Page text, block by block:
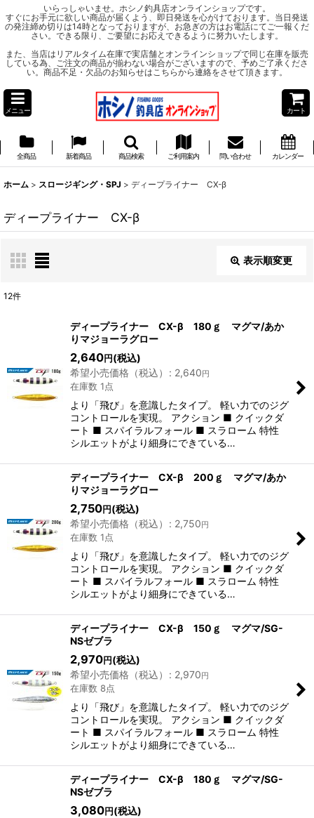
いらっしゃいませ。ホシノ釣具店オンラインショップです。
すぐにお手元に欲しい商品が届くよう、即日発送を心がけております。当日発送
の発注締め切りは14時となっておりますが、お急ぎの方はお電話にてご一報くだ
さい。できる限り、ご要望にお応えできるように努力いたします。
また、当店はリアルタイム在庫で実店舗とオンラインショップで同じ在庫を販売
している為、ご注文の商品が揃わない場合がございますので、予めご了承くださ
い。商品不足・欠品のお知らせはこちらから連絡をさせて頂きます。
メニュー カート
全商品 新着商品 商品検索 ご利用案内 問い合わせ カレンダー
ホーム > スロージギング・SPJ > ディープライナー CX-β
ディープライナー CX-β
表示順変更
絞り込む
12件
ディープライナー CX-β 180ｇ マグマ/あか
りマジョーラグロー
2,640円(税込)
希望小売価格（税込）
: 2,640円
在庫数 1点
より「飛び」を意識したタイプ。 軽い力でのジグ
コントロールを実現。 アクション ■ クイックダ
ート ■ スパイラルフォール ■ スラローム 特性
シルエットがより細身にできている…
ディープライナー CX-β 200ｇ マグマ/あか
りマジョーラグロー
2,750円(税込)
希望小売価格（税込）
: 2,750円
在庫数 1点
より「飛び」を意識したタイプ。 軽い力でのジグ
コントロールを実現。 アクション ■ クイックダ
ート ■ スパイラルフォール ■ スラローム 特性
シルエットがより細身にできている…
ディープライナー CX-β 150ｇ マグマ/SG-
NSゼブラ
2,970円(税込)
希望小売価格（税込）
: 2,970円
在庫数 8点
より「飛び」を意識したタイプ。 軽い力でのジグ
コントロールを実現。 アクション ■ クイックダ
ート ■ スパイラルフォール ■ スラローム 特性
シルエットがより細身にできている…
ディープライナー CX-β 180ｇ マグマ/SG-
NSゼブラ
3,080円(税込)